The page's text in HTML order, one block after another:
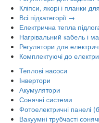
Кліпси, якорі і планки
Всі підкатегорії →
Електрична тепла
Нагрівальний кабель і
Регулятори для
Комплектуючі до
Теплові насоси
Інвертори
Акумулятори
Сонячні системи
Фотоелектричні панелі
Вакуумні трубчасті